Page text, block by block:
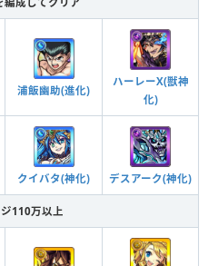
浦飯幽助(進化)
ハーレーX(獣神
化)
クイバタ(神化) デスアーク(神化)
110万以上